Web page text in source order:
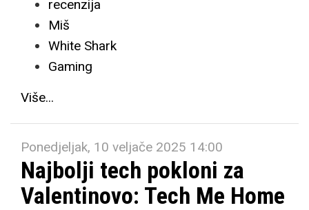
recenzija
Miš
White Shark
Gaming
Više...
Ponedjeljak, 10 veljače 2025 14:00
Najbolji tech pokloni za
Valentinovo: Tech Me Home